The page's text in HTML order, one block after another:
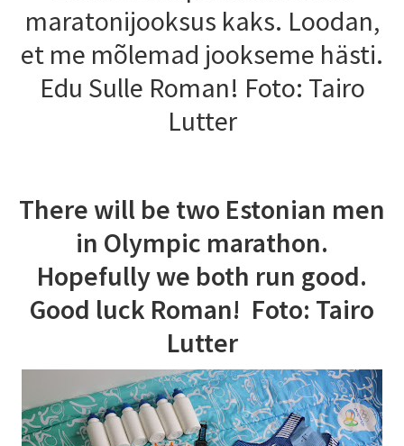
maratonijooksus kaks. Loodan,
et me mõlemad jookseme hästi.
Edu Sulle Roman! Foto: Tairo
Lutter
Therewill be two Estonian men
in Olympic marathon.
Hopefully we both run good.
Good luck Roman! Foto: Tairo
Lutter